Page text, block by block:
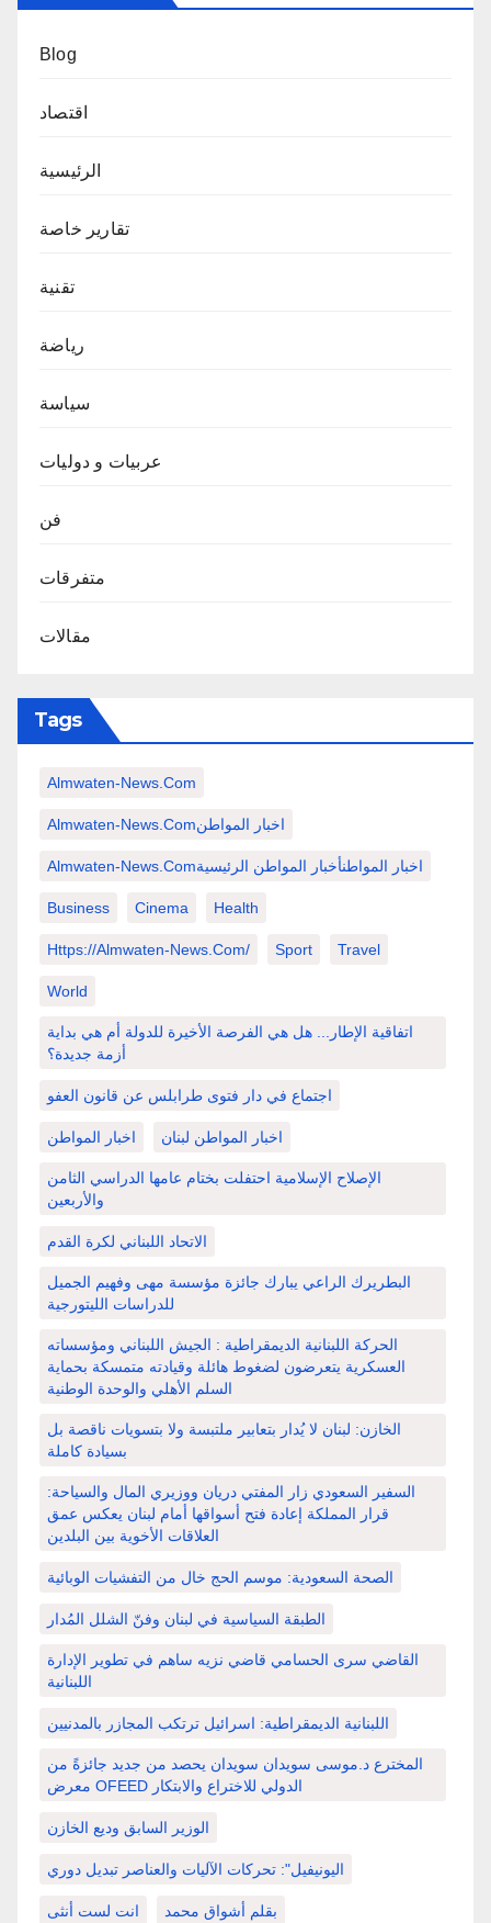
Blog
اقتصاد
الرئيسية
تقارير خاصة
تقنية
رياضة
سياسة
عربيات و دوليات
فن
متفرقات
مقالات
Tags
Almwaten-News.com
Almwaten-News.comاخبار المواطن
Almwaten-News.comاخبار المواطنأخبار المواطن الرئيسية
Business Cinema Health
Https://almwaten-News.com/ Sport Travel
World
اتفاقية الإطار... هل هي الفرصة الأخيرة للدولة أم هي بداية
أزمة جديدة؟
اجتماع في دار فتوى طرابلس عن قانون العفو
اخبار المواطن اخبار المواطن لبنان
الإصلاح الإسلامية احتفلت بختام عامها الدراسي الثامن
والأربعين
الاتحاد اللبناني لكرة القدم
البطريرك الراعي يبارك جائزة مؤسسة مهى وفهيم الجميل
للدراسات الليتورجية
الحركة اللبنانية الديمقراطية : الجيش اللبناني ومؤسساته
العسكرية يتعرضون لضغوط هائلة وقيادته متمسكة بحماية
السلم الأهلي والوحدة الوطنية
الخازن: لبنان لا يُدار بتعابير ملتبسة ولا بتسويات ناقصة بل
بسيادة كاملة
السفير السعودي زار المفتي دريان ووزيري المال والسياحة:
قرار المملكة إعادة فتح أسواقها أمام لبنان يعكس عمق
العلاقات الأخوية بين البلدين
الصحة السعودية: موسم الحج خال من التفشيات الوبائية
الطبقة السياسية في لبنان وفنّ الشلل المُدار
القاضي سرى الحسامي قاضي نزيه ساهم في تطوير الإدارة
اللبنانية
اللبنانية الديمقراطية: اسرائيل ترتكب المجازر بالمدنيين
المخترع د.موسى سويدان سويدان يحصد من جديد جائزةً من
معرض OFEED الدولي للاختراع والابتكار
الوزير السابق وديع الخازن
اليونيفيل": تحركات الآليات والعناصر تبديل دوري
انت لست أنثى بقلم أشواق محمد